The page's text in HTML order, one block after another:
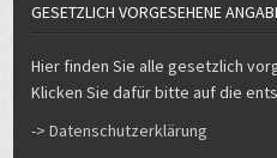
GESETZLICH VORGESEHENE
Hier finden Sie alle gesetzlich
Klicken Sie dafür bitte auf die
-> Datenschutzerklärung